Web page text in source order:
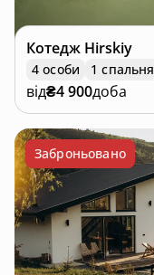
Котедж Hirskiy
4 особи 1 спальня
від₴4 900доба
Заброньовано